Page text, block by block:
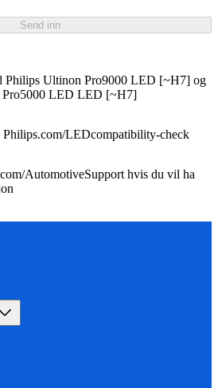
Send inn
Philips Ultinon Pro9000 LED [~H7] og
LED LED [~H7]
Philips.com/LEDcompatibility-check
AutomotiveSupport hvis du vil ha